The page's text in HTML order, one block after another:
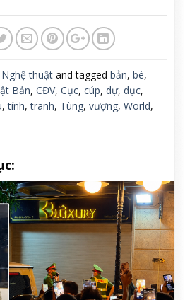
Nghệ thuật and tagged bản, bé,
Bản, CĐV, Cục, cúp, dự, dục,
,tính,tranh, Tùng, vượng, World,